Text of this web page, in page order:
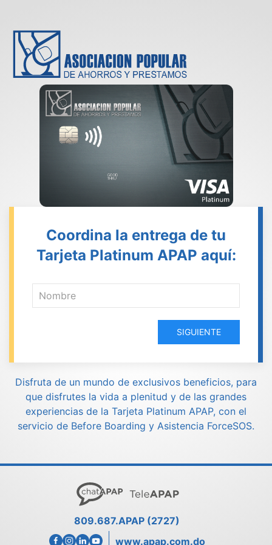
Coordina la entrega de tu
Tarjeta Platinum APAP aquí:
SIGUIENTE
Disfruta de un mundo de exclusivos beneficios, para
que disfrutes la vida a plenitud y de las grandes
experiencias de la Tarjeta Platinum APAP, con el
servicio de Before Boarding y Asistencia ForceSOS.
809.687.APAP (2727)
www.apap.com.do